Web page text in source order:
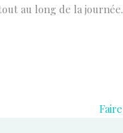
au long de la journée.